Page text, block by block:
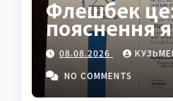
Флешбек
пояснення
психології,
житті
08.08.2026
NO COMMENTS